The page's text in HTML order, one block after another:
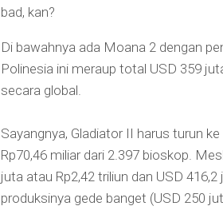
bad, kan?
Di bawahnya ada Moana 2 dengan
Polinesia ini meraup total USD 359
secara global.
Sayangnya, Gladiator II harus turun
Rp70,46 miliar dari 2.397 bioskop.
juta atau Rp2,42 triliun dan USD
produksinya gede banget (USD 250